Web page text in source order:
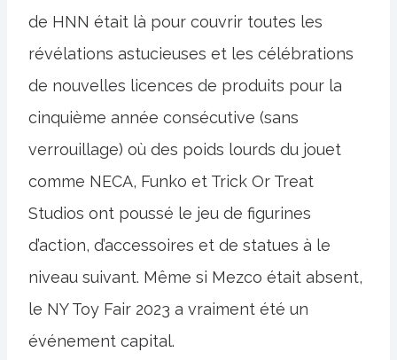
de HNN était là pour couvrir toutes les
révélations astucieuses et les célébrations
de nouvelles licences de produits pour la
cinquième année consécutive (sans
verrouillage) où des poids lourds du jouet
comme NECA, Funko et Trick Or Treat
Studios ont poussé le jeu de figurines
d’action, d’accessoires et de statues à le
niveau suivant. Même si Mezco était absent,
le NY Toy Fair 2023 a vraiment été un
événement capital.